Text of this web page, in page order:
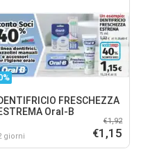
FRESCHEZZA
Oral-B
giorni
€1,92
€1,15